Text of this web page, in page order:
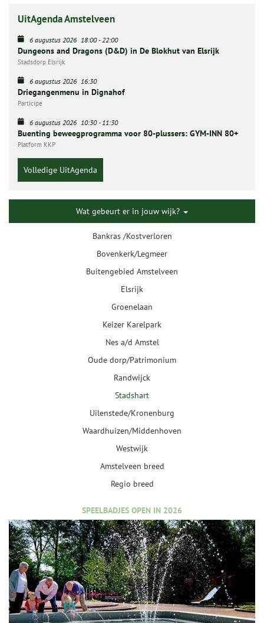
UitAgenda Amstelveen
6 augustus 2026 18:00-22:00
Dungeons and Dragons (D&D) in De Blokhut van Elsrijk
Stadsdorp Elsrijk
6 augustus 2026 16:30
Driegangenmenu in Dignahof
Participe
6 augustus 2026 10:30-11:30
Buenting beweegprogramma voor 80-plussers: GYM-INN 80+
Platform KKP
Volledige UitAgenda
Wat gebeurt er in jouw wijk?
Bankras /Kostverloren
Bovenkerk/Legmeer
Buitengebied Amstelveen
Elsrijk
Groenelaan
Keizer Karelpark
Nes a/d Amstel
Oude dorp/Patrimonium
Randwijck
Stadshart
Uilenstede/Kronenburg
Waardhuizen/Middenhoven
Westwijk
Amstelveen breed
Regio breed
SPEELBADJES OPEN IN 2026